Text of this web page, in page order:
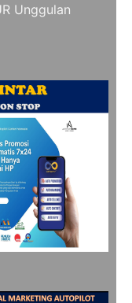
Unggulan